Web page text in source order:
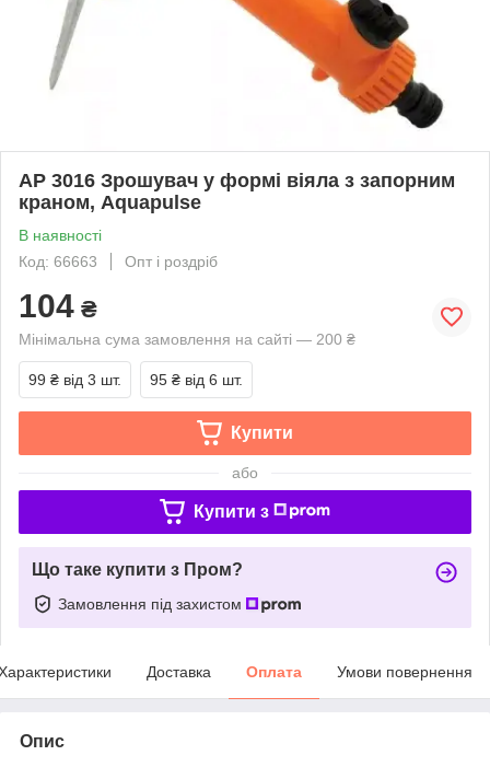
АР 3016 Зрошувач у формі віяла з запорним
краном, Aquapulse
В наявності
Код: 66663
Опт і роздріб
104 ₴
Мінімальна сума замовлення на сайті — 200 ₴
99 ₴ від 3 шт. 95 ₴ від 6 шт.
Купити
або
Купити з
Що таке купити з Пром?
Замовлення під захистом
Доставка Оплата Умови повернення
Опис